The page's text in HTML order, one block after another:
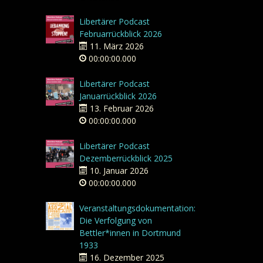
Libertärer Podcast
Februarrückblick 2026
11. März 2026
00:00:00.000
Libertärer Podcast
Januarrückblick 2026
13. Februar 2026
00:00:00.000
Libertärer Podcast
Dezemberrückblick 2025
10. Januar 2026
00:00:00.000
Veranstaltungsdokumentation:
Die Verfolgung von
Bettler*innen in Dortmund
1933
16. Dezember 2025